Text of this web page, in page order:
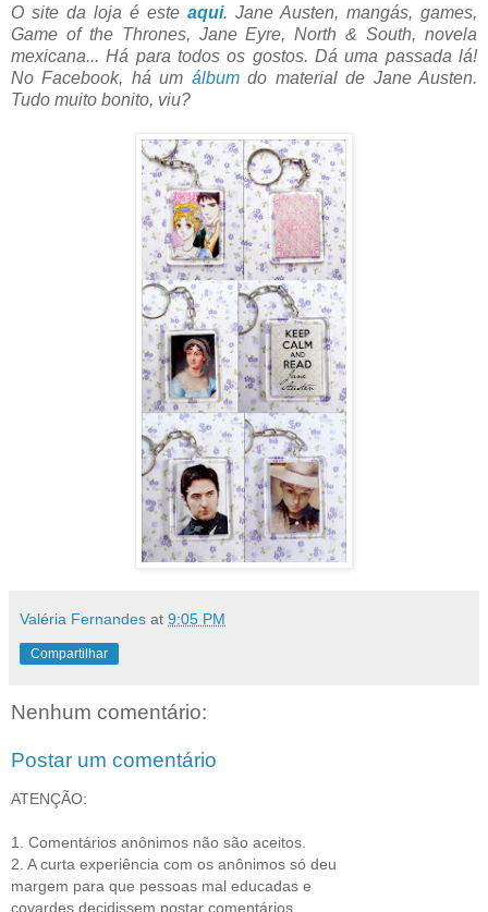
O site da loja é este aqui. Jane Austen, mangás, games,
Game of the Thrones, Jane Eyre, North & South, novela
mexicana... Há para todos os gostos. Dá uma passada lá!
No Facebook, há um álbumdo material de Jane Austen.
Tudo muito bonito, viu?
Valéria Fernandes at 9:05 PM
Compartilhar
Nenhum comentário:
Postar um comentário
ATENÇÃO:
1. Comentários anônimos não são aceitos.
2. A curta experiência com os anônimos só deu
margem para que pessoas mal educadas e
covardes decidissem postar comentários